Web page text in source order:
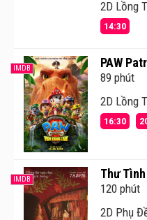
2D Lồng
14:30
IMDB PAW
89 phút
2D Lồng
16:30
IMDB Thư
120 phút
2D Phụ